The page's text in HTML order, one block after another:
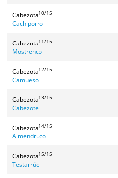
Cabezota10/15
Cachiporro
Cabezota11/15
Mostrenco
Cabezota12/15
Camueso
Cabezota13/15
Cabezote
Cabezota14/15
Almendruco
Cabezota15/15
Testarrúo